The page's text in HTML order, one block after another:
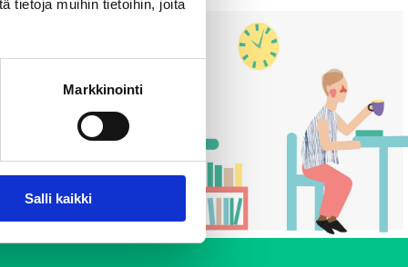
tietoja muihin tietoihin, joita
Markkinointi
Salli kaikki